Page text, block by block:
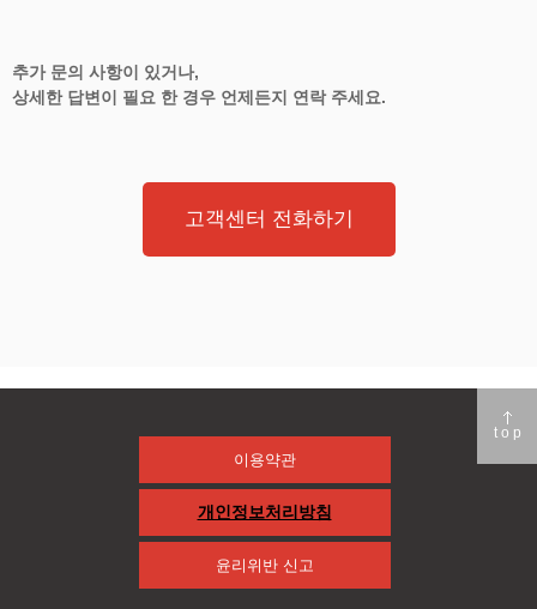
추가 문의 사항이 있거나,
상세한 답변이 필요 한 경우 언제든지 연락 주세요.
고객센터 전화하기
top
이용약관
개인정보처리방침
윤리위반 신고